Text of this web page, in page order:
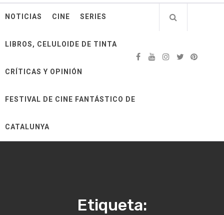
NOTICIAS CINE SERIES
LIBROS, CELULOIDE DE TINTA
CRÍTICAS Y OPINIÓN
FESTIVAL DE CINE FANTÁSTICO DE
CATALUNYA
Etiqueta: